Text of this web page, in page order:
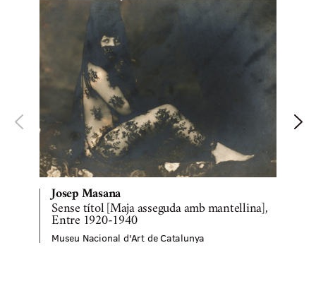
Josep Masana
Sense títol [Maja asseguda amb mantellina],
Entre 1920-1940
Museu Nacional d'Art de Catalunya